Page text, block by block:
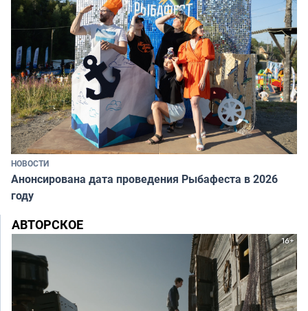
НОВОСТИ
Анонсирована дата проведения Рыбафеста в 2026
году
АВТОРСКОЕ